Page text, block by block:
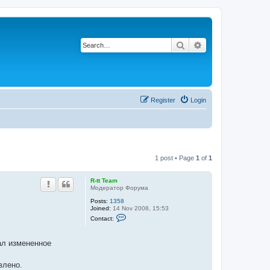
Search
Login
Register
1 post • Page 1 of 1
R-tt Team
Модератор Форума
Posts: 1358
Joined: 14 Nov 2008, 15:53
Contact:
измененное